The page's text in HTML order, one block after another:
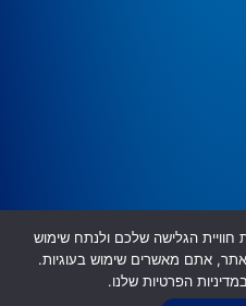
הגלישה שלכם ולנתח שימוש
אתם מאשרים שימוש בעוגיות.
הפרטיות שלנו.